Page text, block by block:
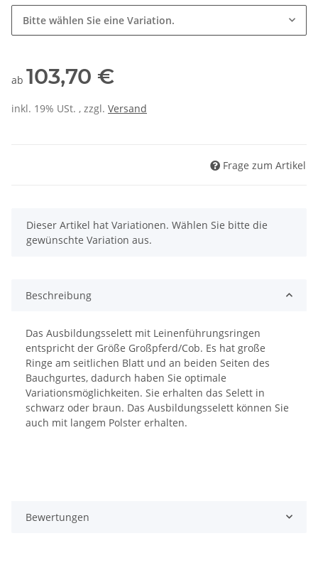
Bitte wählen Sie eine Variation.
ab 103,70 €
inkl. 19% USt. , zzgl. Versand
Frage zum Artikel
x
Dieser Artikel hat Variationen. Wählen Sie bitte die
gewünschte Variation aus.
Beschreibung
Das Ausbildungsselett mit Leinenführungsringen
entspricht der Größe Großpferd/Cob. Es hat große
Ringe am seitlichen Blatt und an beiden Seiten des
Bauchgurtes, dadurch haben Sie optimale
Variationsmöglichkeiten. Sie erhalten das Selett in
schwarz oder braun. Das Ausbildungsselett können Sie
auch mit langem Polster erhalten.
Bewertungen